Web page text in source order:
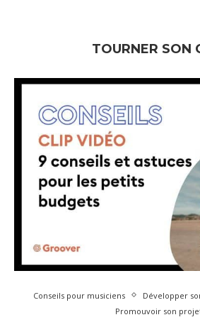
TOURNER SON
Conseils pour musiciens
Développer
Promouvoir son